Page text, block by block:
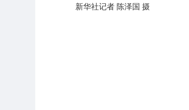
新华社记者 陈泽国 摄